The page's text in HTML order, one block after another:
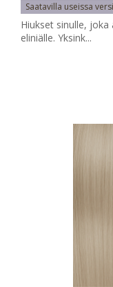
Saatavilla useissa
Hiukset sinulle,
eliniälle. Yksink...